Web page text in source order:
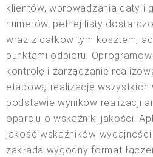
klientów, wprowadzania daty i
numerów, pełnej listy
wraz z całkowitym kosztem,
punktami odbioru.
kontrolę i zarządzanie
etapową realizację wszystkich
podstawie wyników realizacji
oparciu o wskaźniki jakości.
jakość wskaźników
zakłada wygodny format